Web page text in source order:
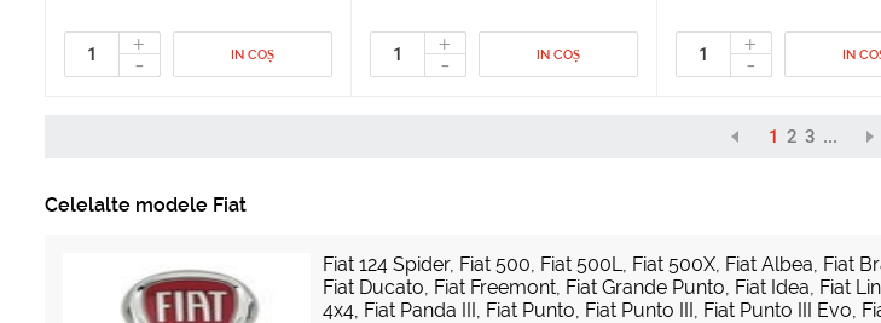
+
- IN COȘ +
- IN COȘ +
- IN
1 2 3 ...
Celelalte modele Fiat
Fiat 124 Spider, Fiat 500, Fiat 500L, Fiat 500X, Fiat Albea, Fiat
Fiat Ducato, Fiat Freemont, Fiat Grande Punto, Fiat Idea, Fiat
4x4, Fiat Panda III, Fiat Punto, Fiat Punto III, Fiat Punto III Evo,